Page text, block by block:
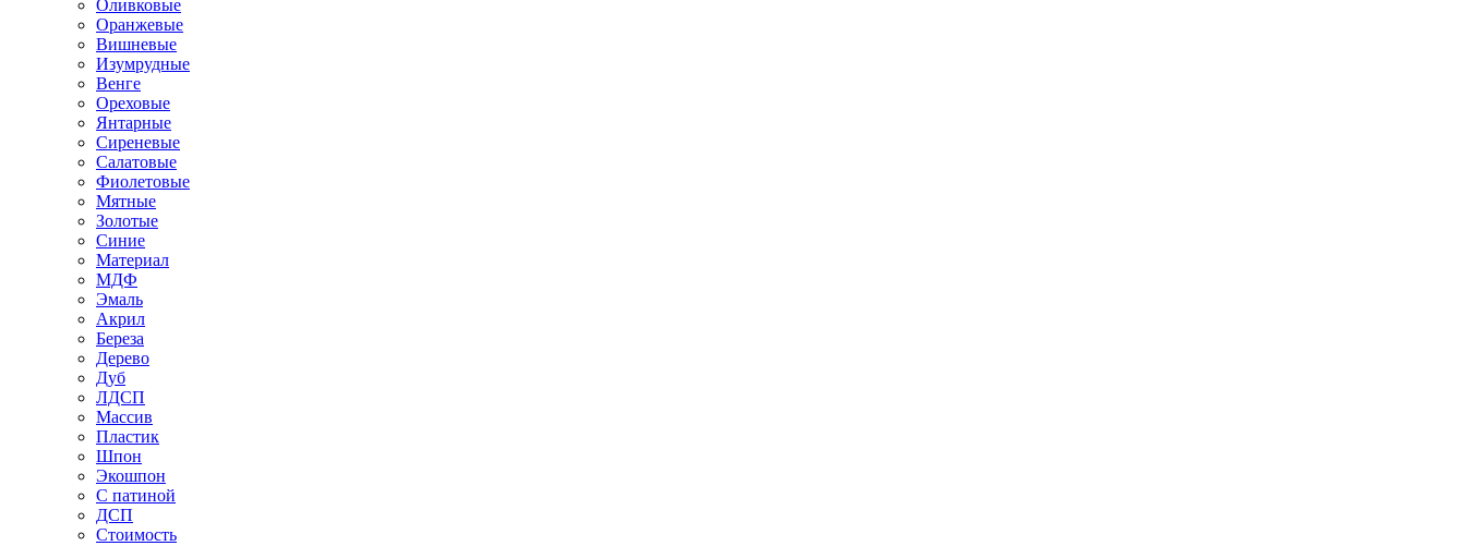
Оливковые
Оранжевые
Вишневые
Изумрудные
Венге
Ореховые
Янтарные
Сиреневые
Салатовые
Фиолетовые
Мятные
Золотые
Синие
Материал
МДФ
Эмаль
Акрил
Береза
Дерево
Дуб
ЛДСП
Массив
Пластик
Шпон
Экошпон
С патиной
ДСП
Стоимость